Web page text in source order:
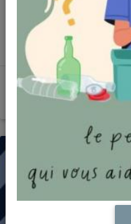
26
PLUS DE DÉTAILS